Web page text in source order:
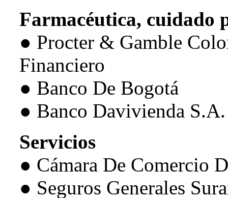
Farmacéutica, cuidado
● Procter & Gamble
Financiero
● Banco De Bogotá
● Banco Davivienda S.A.
Servicios
● Cámara De Comercio
● Seguros Generales